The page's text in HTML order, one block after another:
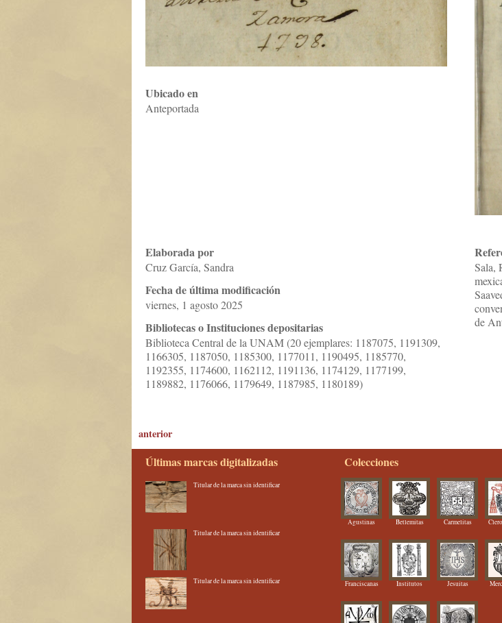
Ubicado en
Anteportada
Elaborada por
Cruz García, Sandra
Fecha de última modificación
viernes, 1 agosto 2025
Bibliotecas o Instituciones depositarias
Biblioteca Central de la UNAM (20 ejemplares: 1187075, 1191309,
1166305, 1187050, 1185300, 1177011, 1190495, 1185770,
1192355, 1174600, 1162112, 1191136, 1174129, 1177199,
1189882, 1176066, 1179649, 1187985, 1180189)
Sala,
de
anterior
Últimas marcas digitalizadas
Titular de la marca sin identificar
Titular de la marca sin identificar
Titular de la marca sin identificar
Colecciones
Agustinas Betlemitas Carmelitas
Franciscanas Institutos Jesuitas